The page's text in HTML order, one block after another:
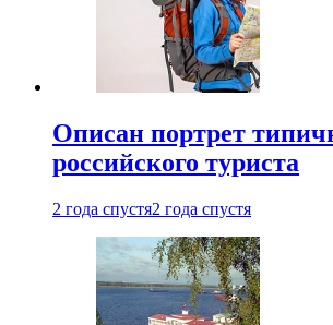
Описан портрет
российского туриста
2 года спустя2 года спустя